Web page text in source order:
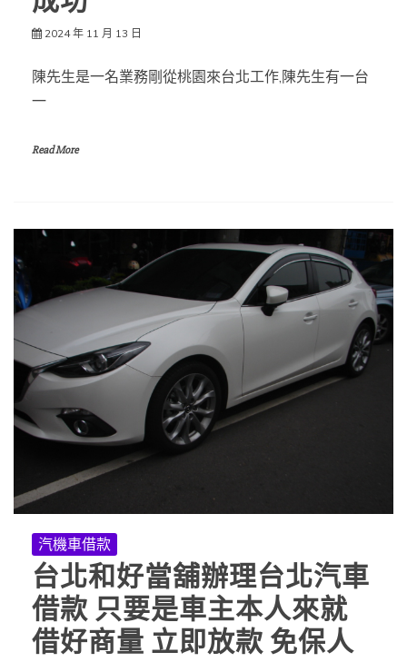
2024 年 11 月 13 日
陳先生是一名業務剛從桃園來台北工作,陳先生有一台
一
Read More
汽機車借款
台北和好當舖辦理台北汽車
借款 只要是車主本人來就
借好商量 立即放款 免保人